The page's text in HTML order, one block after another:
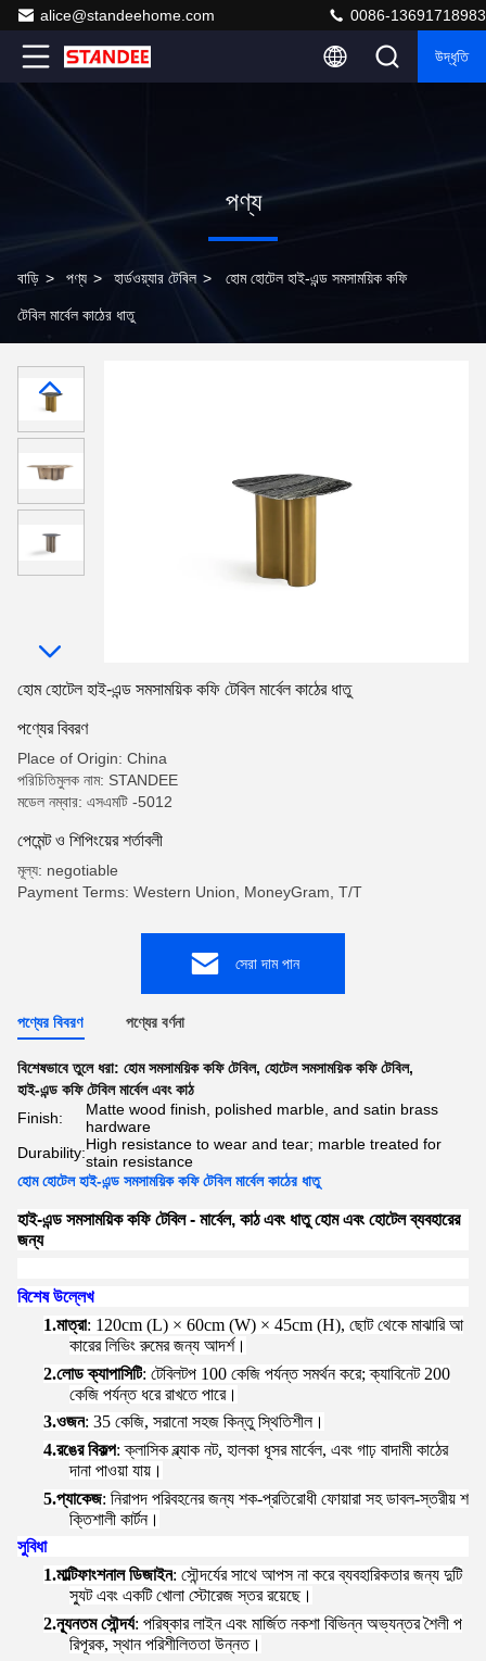
alice@standeehome.com 0086-13691718983
উদ্ধৃতি
পণ্য
বাড়ি > পণ্য > হার্ডওয়্যার টেবিল > হোম হোটেল হাই-এন্ড সমসাময়িক কফি
টেবিল মার্বেল কাঠের ধাতু
হোম হোটেল হাই-এন্ড সমসাময়িক কফি টেবিল মার্বেল কাঠের ধাতু
পণ্যের বিবরণ
Place of Origin: China
পরিচিতিমুলক নাম: STANDEE
মডেল নম্বার: এসএমটি -5012
পেমেন্ট ও শিপিংয়ের শর্তাবলী
মূল্য: negotiable
Payment Terms: Western Union, MoneyGram, T/T
সেরা দাম পান
পণ্যের বিবরণ পণ্যের বর্ণনা
বিশেষভাবে তুলে ধরা: হোম সমসাময়িক কফি টেবিল, হোটেল সমসাময়িক কফি টেবিল,
হাই-এন্ড কফি টেবিল মার্বেল এবং কাঠ
Finish:
Matte wood finish, polished marble, and satin brass
hardware
Durability:High resistance to wear and tear; marble treated for
stain resistance
হোম হোটেল হাই-এন্ড সমসাময়িক কফি টেবিল মার্বেল কাঠের ধাতু
হাই-এন্ড সমসাময়িক কফি টেবিল - মার্বেল, কাঠ এবং ধাতু হোম এবং হোটেল ব্যবহারের
জন্য
বিশেষ উল্লেখ
1.মাত্রা: 120cm (L) × 60cm (W) × 45cm (H), ছোট থেকে মাঝারি আ
কারের লিভিং রুমের জন্য আদর্শ।
2.লোড ক্যাপাসিটি: টেবিলটপ 100 কেজি পর্যন্ত সমর্থন করে; ক্যাবিনেট 200
কেজি পর্যন্ত ধরে রাখতে পারে।
3.ওজন: 35 কেজি, সরানো সহজ কিন্তু স্থিতিশীল।
4.রঙের বিকল্প: ক্লাসিক ব্ল্যাক নট, হালকা ধূসর মার্বেল, এবং গাঢ় বাদামী কাঠের
দানা পাওয়া যায়।
5.প্যাকেজ: নিরাপদ পরিবহনের জন্য শক-প্রতিরোধী ফোয়ারা সহ ডাবল-স্তরীয় শ
ক্তিশালী কার্টন।
সুবিধা
1.মাল্টিফাংশনাল ডিজাইন: সৌন্দর্যের সাথে আপস না করে ব্যবহারিকতার জন্য দুটি
স্যুট এবং একটি খোলা স্টোরেজ স্তর রয়েছে।
2.ন্যূনতম সৌন্দর্য: পরিষ্কার লাইন এবং মার্জিত নকশা বিভিন্ন অভ্যন্তর শৈলী প
রিপূরক, স্থান পরিশীলিততা উন্নত।